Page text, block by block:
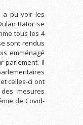
a pu voir les
Bator se
tous les 4
sont rendus
emménagé
parlement. Il
celles-ci ont
mesures
de Covid-